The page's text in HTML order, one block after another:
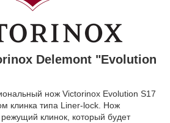
Delemont "Evolution
нож Victorinox Evolution S17
клинка типа Liner-lock. Нож
клинок, который будет